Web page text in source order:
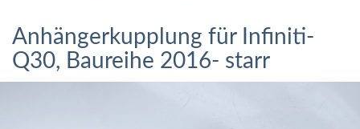
Anhängerkupplung für Infiniti-
Q30, Baureihe 2016- starr